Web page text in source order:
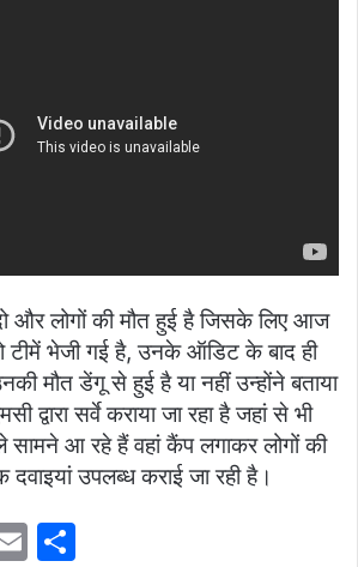
दो और लोगों की मौत हुई है जिसके लिए आज
भेजी गई है, उनके ऑडिट के बाद ही
मौत डेंगू से हुई है या नहीं उन्होंने बताया
सर्वे कराया जा रहा है जहां से भी
सामने आ रहे हैं वहां कैंप लगाकर लोगों की
उपलब्ध कराई जा रही है।
E